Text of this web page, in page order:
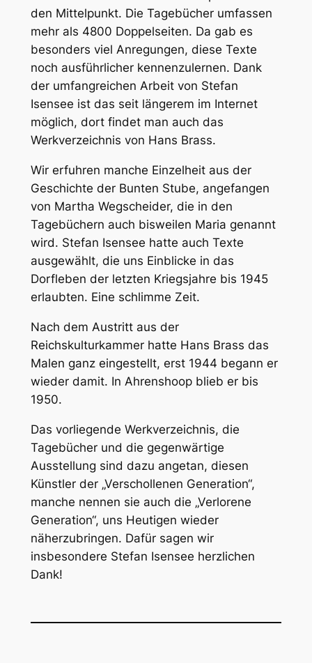
den Mittelpunkt. Die Tagebücher umfassen
mehr als 4800 Doppelseiten. Da gab es
besonders viel Anregungen, diese Texte
noch ausführlicher kennenzulernen. Dank
der umfangreichen Arbeit von Stefan
Isensee ist das seit längerem im Internet
möglich, dort findet man auch das
Werkverzeichnis von Hans Brass.
Wir erfuhren manche Einzelheit aus der
Geschichte der Bunten Stube, angefangen
von Martha Wegscheider, die in den
Tagebüchern auch bisweilen Maria genannt
wird. Stefan Isensee hatte auch Texte
ausgewählt, die uns Einblicke in das
Dorfleben der letzten Kriegsjahre bis 1945
erlaubten. Eine schlimme Zeit.
Nach dem Austritt aus der
Reichskulturkammer hatte Hans Brass das
Malen ganz eingestellt, erst 1944 begann er
wieder damit. In Ahrenshoop blieb er bis
1950.
Das vorliegende Werkverzeichnis, die
Tagebücher und die gegenwärtige
Ausstellung sind dazu angetan, diesen
Künstler der „Verschollenen Generation“,
manche nennen sie auch die „Verlorene
Generation“, uns Heutigen wieder
näherzubringen. Dafür sagen wir
insbesondere Stefan Isensee herzlichen
Dank!